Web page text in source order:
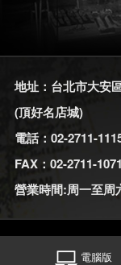
地址：台北市大安
(頂好名店城)
電話：02-2711-
FAX：02-2711-1071
營業時間:周一至周
電腦版